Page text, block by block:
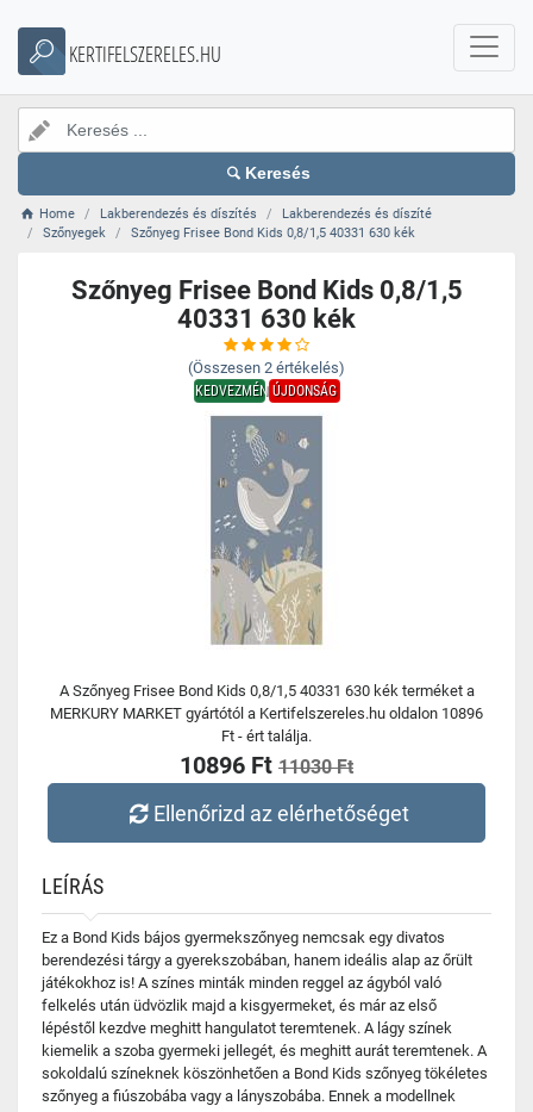
KERTIFELSZERELES.HU
Keresés
Home Lakberendezés és díszítés
Lakberendezés és díszíté
Szőnyegek
Szőnyeg Frisee Bond Kids 0,8/1,5 40331 630 kék
Szőnyeg Frisee Bond Kids 0,8/1,5
40331 630 kék
(Összesen 2 értékelés)
KEDVEZMÉNYÚJDONSÁG
A Szőnyeg Frisee Bond Kids 0,8/1,5 40331 630 kék terméket a
MERKURY MARKET gyártótól a Kertifelszereles.hu oldalon 10896
Ft - ért találja.
10896 Ft 11030 Ft
Ellenőrizd az elérhetőséget
LEÍRÁS
Ez a Bond Kids bájos gyermekszőnyeg nemcsak egy divatos
berendezési tárgy a gyerekszobában, hanem ideális alap az őrült
játékokhoz is! A színes minták minden reggel az ágyból való
felkelés után üdvözlik majd a kisgyermeket, és már az első
lépéstől kezdve meghitt hangulatot teremtenek. A lágy színek
kiemelik a szoba gyermeki jellegét, és meghitt aurát teremtenek. A
sokoldalú színeknek köszönhetően a Bond Kids szőnyeg tökéletes
szőnyeg a fiúszobába vagy a lányszobába. Ennek a modellnek